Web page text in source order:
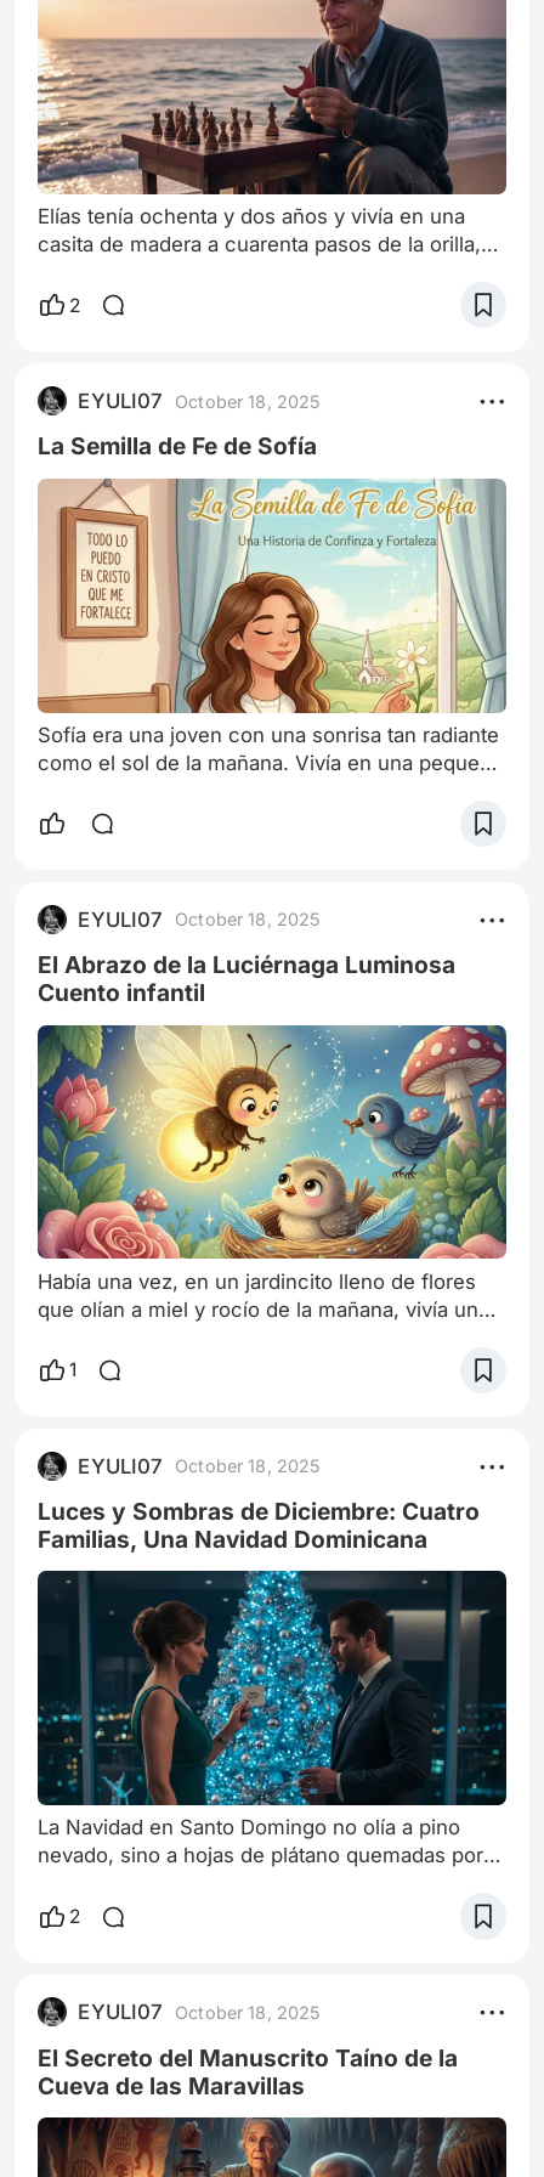
Elías tenía ochenta y dos años y vivía en una
casita de madera a cuarenta pasos de la orilla,
colado era la única noticia diaria. Cada tarde, al
desgastada y se sentaba a esperar a su
adversario de siempre: el mar. No era una
metáfora. Elías había perdido
2
EYULI07 October 18, 2025
La Semilla de Fe de Sofía
Sofía era una joven con una sonrisa tan radiante
como el sol de la mañana. Vivía en una pequeña
estaba lleno de una fe inquebrantable en Dios. A
burlaban de ella por llevar su Biblia o por hablar
de Jesús. En casa, las cosas no siempre eran
fáciles, y había días grises
EYULI07 October 18, 2025
El Abrazo de la Luciérnaga Luminosa
Cuento infantil
Había una vez, en un jardincito lleno de flores
que olían a miel y rocío de la mañana, vivía una
más brillante de todas las luciérnagas, y su luz
el sol se iba a dormir y las estrellas empezaban
a asomarse, Lula revoloteaba entre las hojitas de
menta y los pétalos de r
1
EYULI07 October 18, 2025
Luces y Sombras de Diciembre: Cuatro
Familias, Una Navidad Dominicana
La Navidad en Santo Domingo no olía a pino
nevado, sino a hojas de plátano quemadas por
dulce. Era una época de brillo febril que, para
dominicano. I. Los Vargas: La Grieta bajo el Brillo
En el exclusivo sector de Piantini, Sofía Vargas
supervisaba la instalació
2
EYULI07 October 18, 2025
El Secreto del Manuscrito Taíno de la
Cueva de las Maravillas